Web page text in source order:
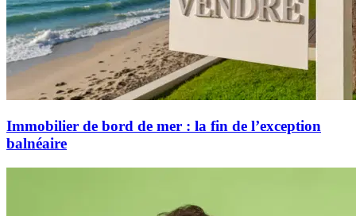
Immobilier de bord de mer : la fin de l’exception
balnéaire